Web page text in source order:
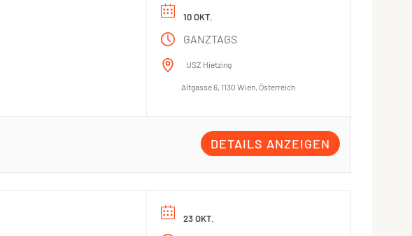
10 OKT.
GANZTAGS
USZ Hietzing
Altgasse 6, 1130 Wien, Österreich
DETAILS ANZEIGEN
23 OKT.